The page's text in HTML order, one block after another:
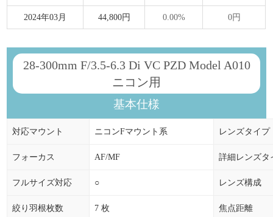
2024年03月 44,800円 0.00% 0円
28-300mm F/3.5-6.3 Di VC PZD Model A010
ニコン用
基本仕様
対応マウント ニコンFマウント系 レンズタイプ
フォーカス AF/MF 詳細レンズタ
フルサイズ対応 ○ レンズ構成
絞り羽根枚数 7 枚 焦点距離